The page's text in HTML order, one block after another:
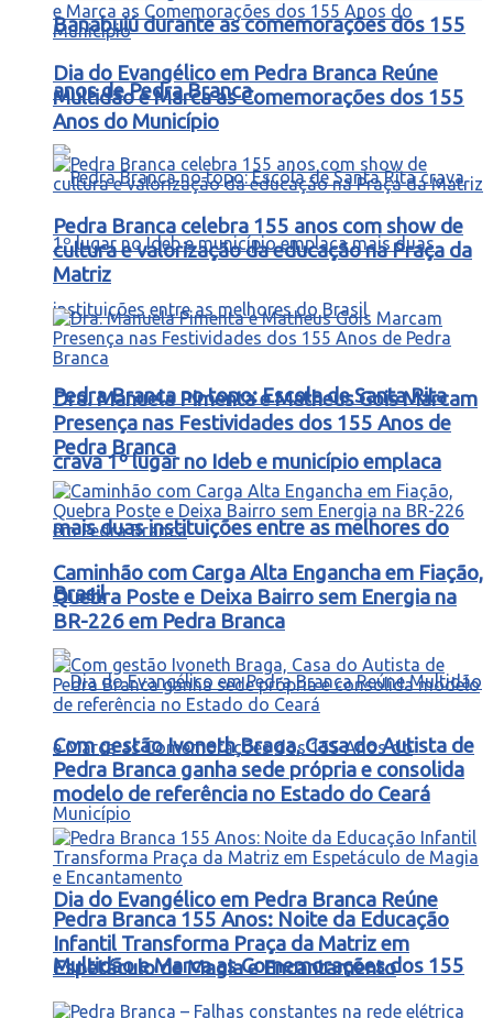
Banabuiú durante as comemorações dos 155
anos de Pedra Branca
Pedra Branca no topo: Escola de Santa Rita
crava 1º lugar no Ideb e município emplaca
mais duas instituições entre as melhores do
Brasil
Dia do Evangélico em Pedra Branca Reúne
Multidão e Marca as Comemorações dos 155
Dia do Evangélico em Pedra Branca Reúne
Multidão e Marca as Comemorações dos 155
Anos do Município
Pedra Branca celebra 155 anos com show de
cultura e valorização da educação na Praça da
Matriz
Dra. Manuela Pimenta e Matheus Gois Marcam
Presença nas Festividades dos 155 Anos de
Pedra Branca
Caminhão com Carga Alta Engancha em Fiação,
Quebra Poste e Deixa Bairro sem Energia na
BR-226 em Pedra Branca
Com gestão Ivoneth Braga, Casa do Autista de
Pedra Branca ganha sede própria e consolida
modelo de referência no Estado do Ceará
Pedra Branca 155 Anos: Noite da Educação
Infantil Transforma Praça da Matriz em
Espetáculo de Magia e Encantamento